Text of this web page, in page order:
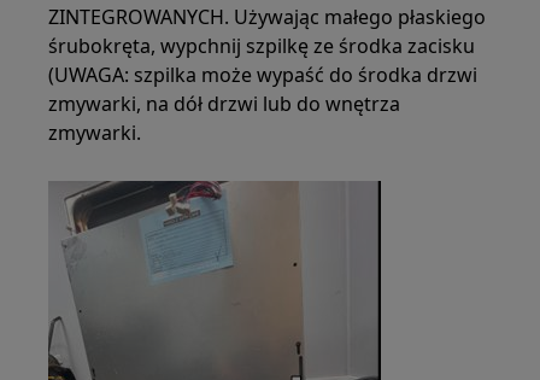
ZINTEGROWANYCH. Używając małego płaskiego
śrubokręta, wypchnij szpilkę ze środka zacisku
(UWAGA: szpilka może wypaść do środka drzwi
zmywarki, na dół drzwi lub do wnętrza
zmywarki.